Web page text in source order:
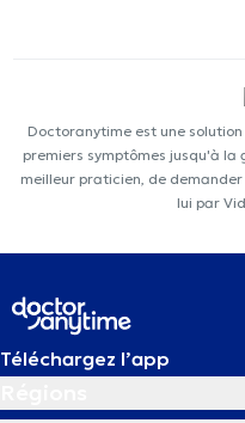
Doctoranytime est une
premiers symptômes jusqu'à
meilleur praticien, de
lui par
Téléchargez l’app